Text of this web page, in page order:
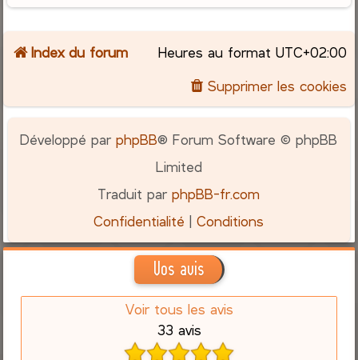
Index du forum Heures au format UTC+02:00
Supprimer les cookies
Développé parphpBB® Forum Software © phpBB
Limited
Traduit parphpBB-fr.com
Confidentialité |Conditions
Vos avis
Voir tous les avis
33 avis